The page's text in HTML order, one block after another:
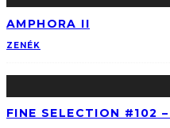
AMPHORA II
ZENÉK
FINE SELECTION #102